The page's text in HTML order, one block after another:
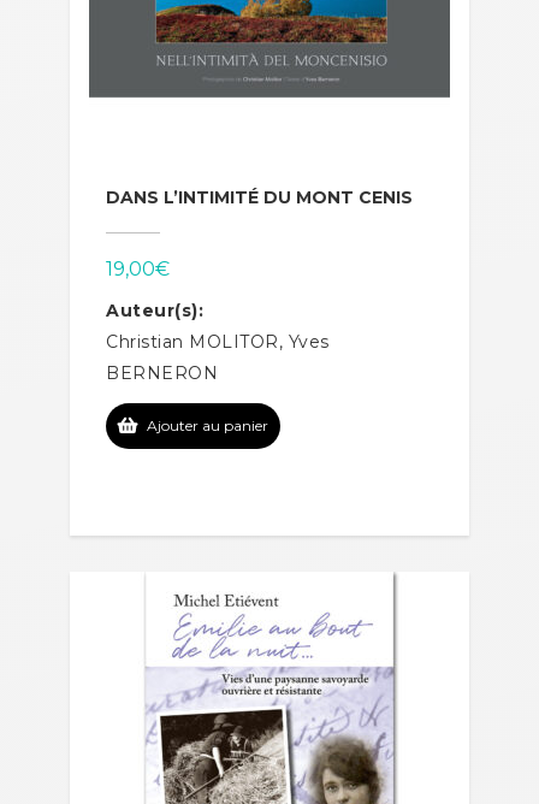
DANS L’INTIMITÉ DU MONT CENIS
19,00€
Auteur(s):
Christian MOLITOR, Yves
BERNERON
Ajouter au panier